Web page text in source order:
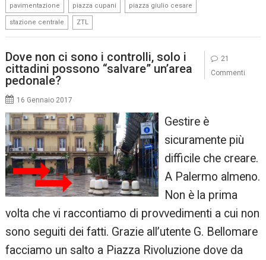
pavimentazione piazza cupani piazza giulio cesare
stazione centrale ZTL
Dove non ci sono i controlli, solo i
cittadini possono “salvare” un’area
pedonale?
16 Gennaio 2017
Gestire è
sicuramente più
difficile che creare.
A Palermo almeno.
Non è la prima
volta che vi raccontiamo di provvedimenti a cui non
sono seguiti dei fatti. Grazie all’utente G. Bellomare
facciamo un salto a Piazza Rivoluzione dove da
21
Commenti